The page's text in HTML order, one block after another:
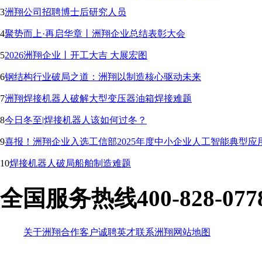
3洲翔公司招聘博士后研究人员
4聚势而上·再启华章丨洲翔企业总结表彰大会
52026洲翔企业丨开工大吉 大展宏图
6钢结构行业破局之道：洲翔以制造核心驱动未来
7洲翔焊接机器人破解大型变压器油箱焊接难题
8今日冬至|焊接机器人该如何过冬？
9喜报！洲翔企业入选工信部2025年度中小企业人工智能典型应
10焊接机器人破局船舶制造难题
全国服务热线400-828-
关于洲翔合作客户诚聘英才联系洲翔网站地图